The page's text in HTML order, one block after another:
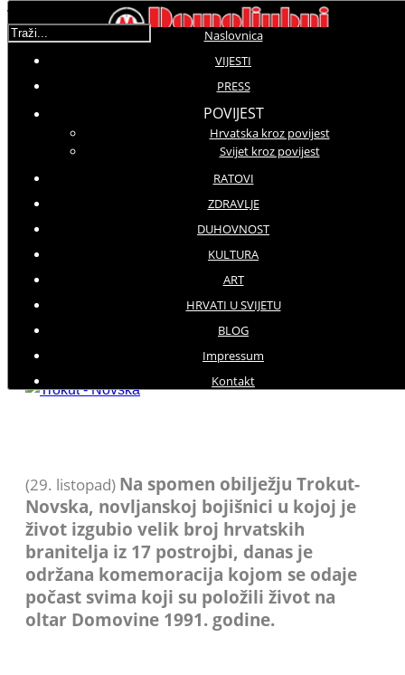
Naslovnica
VIJESTI
PRESS
POVIJEST
Hrvatska kroz povijest
Svijet kroz povijest
RATOVI
ZDRAVLJE
DUHOVNOST
KULTURA
ART
HRVATI U SVIJETU
BLOG
Impressum
Kontakt
Traži...
Molimo ocijenite
Subota, 29 Listopad 2016 11:05
oltar Domovine 1991. godine
Komemoracija Trokut-Novska
(29. listopad) Na spomen obilježju Trokut-
Novska, novljanskoj bojišnici u kojoj je
život izgubio velik broj hrvatskih
branitelja iz 17 postrojbi, danas je
održana komemoracija kojom se odaje
počast svima koji su položili život na
oltar Domovine 1991. godine.